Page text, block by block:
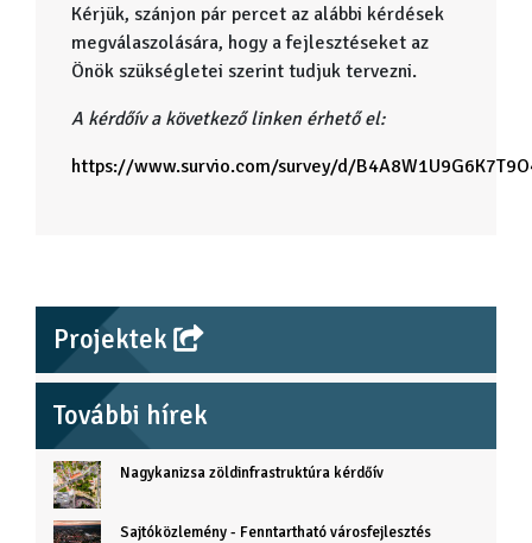
Kérjük, szánjon pár percet az alábbi kérdések
megválaszolására, hogy a fejlesztéseket az
Önök szükségletei szerint tudjuk tervezni.
A kérdőív a következő linken érhető el:
https://www.survio.com/survey/d/
Projektek
További hírek
Nagykanizsa zöldinfrastruktúra kérdőív
Sajtóközlemény - Fenntartható városfejlesztés